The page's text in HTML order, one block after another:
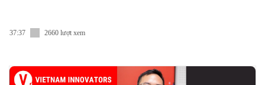
37:37 2660 lượt xem